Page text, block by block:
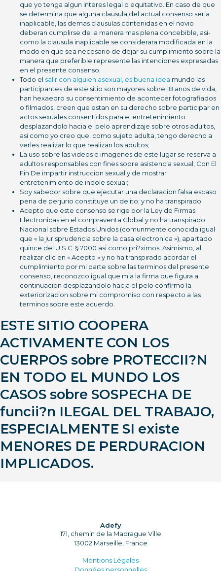
que yo tenga algun interes legal o equitativo. En caso de que
se determina que alguna clausula del actual consenso seri­a
inaplicable, las demas clausulas contenidas en el novio
deberan cumplirse de la manera mas plena concebible, asi­
como la clausula inaplicable se considerara modificada en la
modo en que sea necesario de dejar su cumplimiento sobre la
manera que preferible represente las intenciones expresadas
en el presente consenso;
Todo el salir con alguien asexual, es buena idea mundo las
participantes de este sitio son mayores sobre 18 anos de vida,
han hexaedro su consentimiento de acontecer fotografiados
o filmados, creen que estan en su derecho sobre participar en
actos sexuales consentidos para el entretenimiento
desplazandolo hacia el pelo aprendizaje sobre otros adultos,
asi­ como yo creo que, como sujeto adulta, tengo derecho a
verles realizar lo que realizan los adultos;
La uso sobre las videos e imagenes de este lugar se reserva a
adultos responsables con fines sobre asistencia sexual, Con El
Fin De impartir instruccion sexual y de mostrar
entretenimiento de indole sexual;
Soy sabedor sobre que ejecutar una declaracion falsa escaso
pena de perjurio constituye un delito; y no ha transpirado
Acepto que este consenso se rige por la Ley de Firmas
Electronicas en el compraventa Global y no ha transpirado
Nacional sobre Estados Unidos (comunmente conocida igual
que « la jurisprudencia sobre la casa electronica »), apartado
quince del U.S.C. § 7000 asi­ como pri?ximos. Asimismo, al
realizar clic en « Acepto » y no ha transpirado acordar el
cumplimiento por mi parte sobre las terminos del presente
consenso, reconozco igual que mia la firma que figura a
continuacion desplazandolo hacia el pelo confirmo la
exteriorizacion sobre mi compromiso con respecto a las
terminos sobre este acuerdo.
ESTE SITIO COOPERA
ACTIVAMENTE CON LOS
CUERPOS sobre PROTECCII?N
EN TODO EL MUNDO LOS
CASOS sobre SOSPECHA DE
funcii?n ILEGAL DEL TRABAJO,
ESPECIALMENTE SI existe
MENORES DE PERDURACION
IMPLICADOS.
Adefy
171, chemin de la Madrague Ville
13002 Marseille, France
Mentions Légales